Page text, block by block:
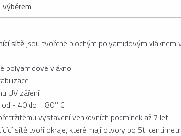
výběrem
sítě jsou tvořené plochým polyamidovým
polyamidové vlákno
UV záření.
- 40 do + 80° C
vystavení venkovních podmínek až 7 let
sítě tvoří okraje, které mají otvory po 5ti